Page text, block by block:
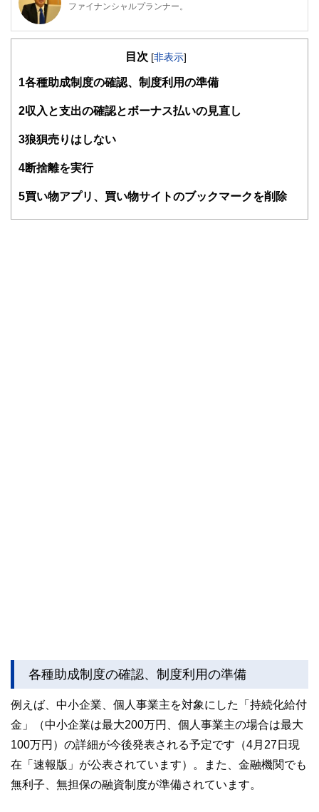
ファイナンシャルプランナー。
山形をベースに全国で活動する。
ン、地方ならではのマネープラン実情に精通している。
拠出年金、保険の見直し、地方在住者の教育資金など身近な
お金のことは前向きにシンプルに考えることがモットー。
明を心がけている。
地元山形の金融リテラシー向上のために日々奔走中。
目次 [非表示]
1各種助成制度の確認、制度利用の準備
2収入と支出の確認とボーナス払いの見直し
3狼狽売りはしない
4断捨離を実行
5買い物アプリ、買い物サイトのブックマークを削除
各種助成制度の確認、制度利用の準備
例えば、中小企業、個人事業主を対象にした「持続化給付
金」（中小企業は最大200万円、個人事業主の場合は最大
100万円）の詳細が今後発表される予定です（4月27日現
在「速報版」が公表されています）。また、金融機関でも
無利子、無担保の融資制度が準備されています。